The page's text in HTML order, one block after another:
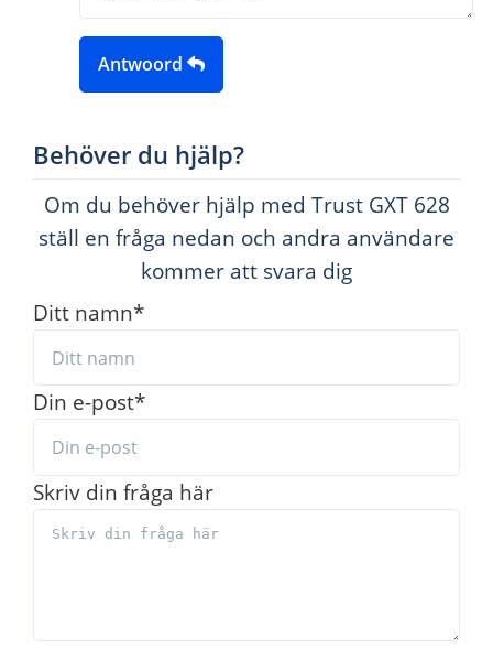
Antwoord
Behöver du hjälp?
Om du behöver hjälp med Trust GXT 628
ställ en fråga nedan och andra användare
kommer att svara dig
Ditt namn*
Din e-post*
Skriv din fråga här